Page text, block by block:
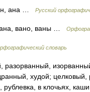
ана … Русский
вано, ваны …
словарь
худой; целковый,
рублевка, в клочьях,